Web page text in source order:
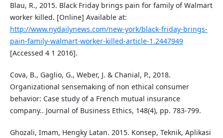
Blau, R., 2015. Black Friday brings pain for family of Walmart
worker killed. [Online] Available at:
http://www.nydailynews.com/new-york/black-friday-brings-
pain-family-walmart-worker-killed-article-1.2447949
[Accessed 4 1 2016].
Cova, B., Gaglio, G., Weber, J. & Chanial, P., 2018.
Organizational sensemaking of non ethical consumer
behavior: Case study of a French mutual insurance
company.. Journal of Business Ethics, 148(4), pp. 783-799.
Ghozali, Imam, Hengky Latan. 2015. Konsep, Teknik, Aplikasi